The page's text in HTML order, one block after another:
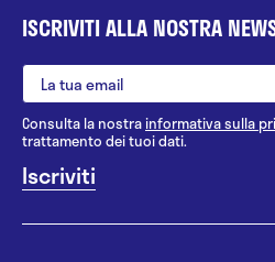
ISCRIVITI ALLA NOSTRA
Consulta la nostrainformativa sulla
trattamento dei tuoi dati.